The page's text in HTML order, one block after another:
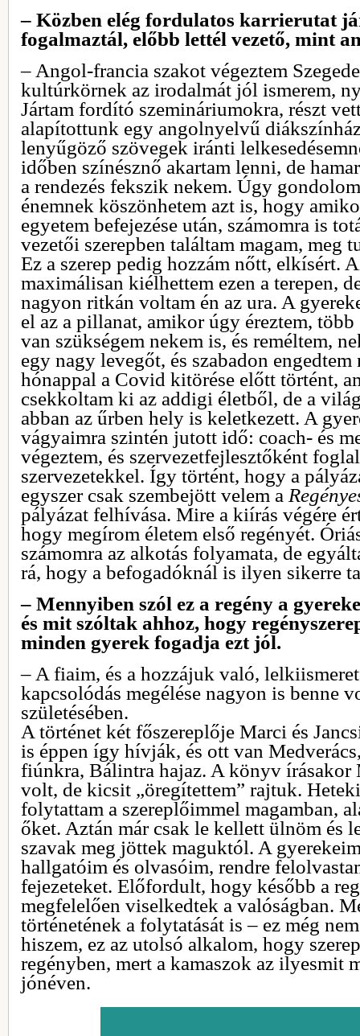
– Közben elég fordulatos karrierutat
fogalmaztál, előbb lettél vezető, mint
– Angol-francia szakot végeztem
kultúrkörnek az irodalmát jól ismerem,
Jártam fordító szemináriumokra, részt
alapítottunk egy angolnyelvű
lenyűgöző szövegek iránti
időben színésznő akartam lenni, de
a rendezés fekszik nekem. Úgy
énemnek köszönhetem azt is, hogy
egyetem befejezése után, számomra is
vezetői szerepben találtam magam, meg
Ez a szerep pedig hozzám nőtt, elkísért.
maximálisan kiélhettem ezen a terepen,
nagyon ritkán voltam én az ura. A
el az a pillanat, amikor úgy éreztem,
van szükségem nekem is, és reméltem,
egy nagy levegőt, és szabadon engedtem
hónappal a Covid kitörése előtt történt,
csekkoltam ki az addigi életből, de a
abban az űrben hely is keletkezett. A
vágyaimra szintén jutott idő: coach- és
végeztem, és szervezetfejlesztőként
szervezetekkel. Így történt, hogy a
egyszer csak szembejött velem a
pályázat felhívása. Mire a kiírás végére
hogy megírom életem első regényét.
számomra az alkotás folyamata, de
rá, hogy a befogadóknál is ilyen sikerre
– Mennyiben szól ez a regény a
és mit szóltak ahhoz, hogy
minden gyerek fogadja ezt jól.
– A fiaim, és a hozzájuk való,
kapcsolódás megélése nagyon is benne
születésében.
A történet két főszereplője Marci és
is éppen így hívják, és ott van
fiúnkra, Bálintra hajaz. A könyv írásakor
volt, de kicsit „öregítettem” rajtuk.
folytattam a szereplőimmel magamban,
őket. Aztán már csak le kellett ülnöm és
szavak meg jöttek maguktól. A
hallgatóim és olvasóim, rendre
fejezeteket. Előfordult, hogy később a
megfelelően viselkedtek a valóságban.
történetének a folytatását is – ez még
hiszem, ez az utolsó alkalom, hogy
regényben, mert a kamaszok az ilyesmit
jónéven.